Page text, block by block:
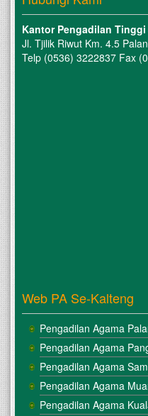
Kantor Pengadilan
Jl. Tjilik Riwut Km. 4.5
Telp (0536) 3222837 Fax
Web PA Se-Kalteng
Pengadilan Agama
Pengadilan Agama
Pengadilan Agama
Pengadilan Agama
Pengadilan Agama